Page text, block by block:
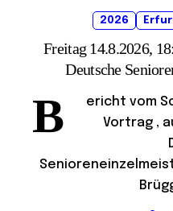
2026
Freitag 14.8.2026,
Deutsche
B
ericht vom
Vortrag ,